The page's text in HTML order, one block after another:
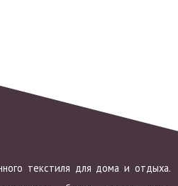
текстиля для дома и отдыха.